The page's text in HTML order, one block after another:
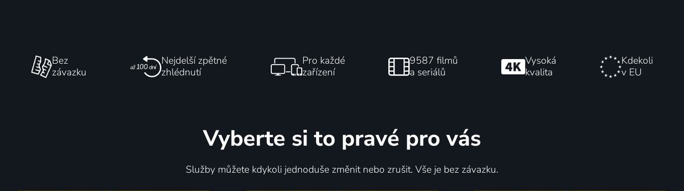
Bez
závazku
Nejdelší zpětné
zhlédnutí
Pro každé
zařízení
9587 filmů
a seriálů
Vysoká
kvalita
Kdekoli
v EU
Vyberte si to pravé pro vás
Služby můžete kdykoli jednoduše změnit nebo zrušit. Vše je bez závazku.